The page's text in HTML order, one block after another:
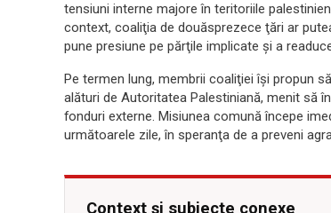
tensiuni interne majore în teritoriile
context, coaliţia de douăsprezece ţări ar
pune presiune pe părţile implicate şi a
Pe termen lung, membrii coaliţiei îşi propun
alături de Autoritatea Palestiniană, menit să
fonduri externe. Misiunea comună începe
următoarele zile, în speranţa de a preveni
Context și subiecte conexe